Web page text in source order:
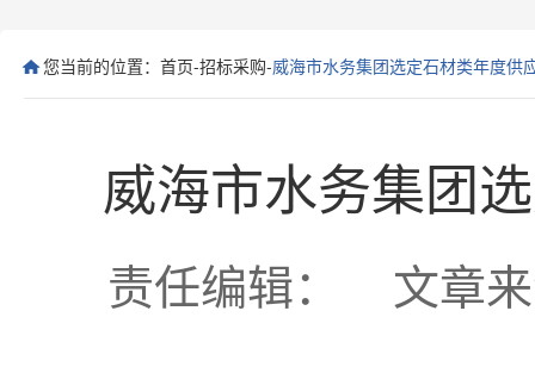
您当前的位置： 首页-招标采购-威海市水务集团选定石材类年度供
威海市水务集团
责任编辑： 文章